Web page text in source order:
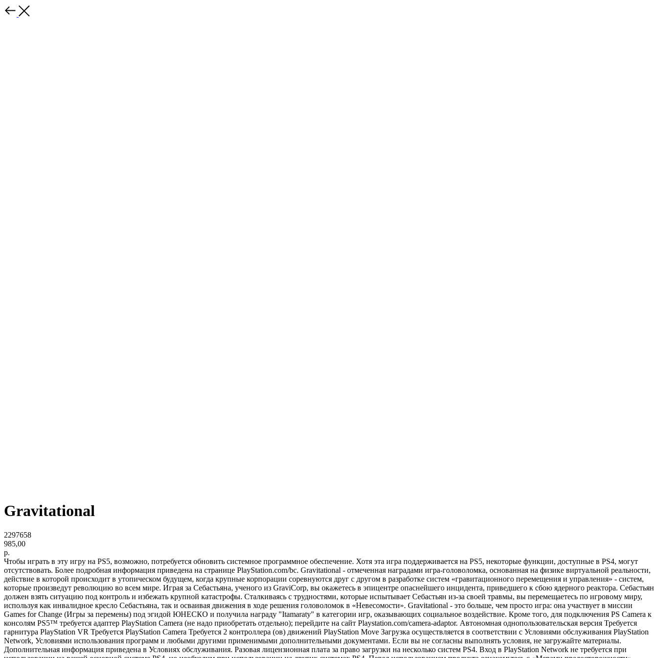
Gravitational
2297658
985,00
р.
Чтобы играть в эту игру на PS5, возможно, потребуется обновить системное программное обеспечение. Хотя эта игра поддерживается на PS5, некоторые функции, доступные в PS4, могут
отсутствовать. Более подробная информация приведена на странице PlayStation.com/bc. Gravitational - отмеченная наградами игра-головоломка, основанная на физике виртуальной реальности,
действие в которой происходит в утопическом будущем, когда крупные корпорации соревнуются друг с другом в разработке систем «гравитационного перемещения и управления» - систем,
которые произведут революцию во всем мире. Играя за Себастьяна, ученого из GraviCorp, вы окажетесь в эпицентре опаснейшего инцидента, приведшего к сбою ядерного реактора. Себастьян
должен взять ситуацию под контроль и избежать крупной катастрофы. Сталкиваясь с трудностями, которые испытывает Себастьян из-за своей травмы, вы перемещаетесь по игровому миру,
используя как инвалидное кресло Себастьяна, так и осваивая движения в ходе решения головоломок в «Невесомости». Gravitational - это больше, чем просто игра: она участвует в миссии
Games for Change (Игры за перемены) под эгидой ЮНЕСКО и получила награду "Itamaraty" в категории игр, оказывающих социальное воздействие. Кроме того, для подключения PS Camera к
консолям PS5™ требуется адаптер PlayStation Camera (не надо приобретать отдельно); перейдите на сайт Playstation.com/camera-adaptor. Автономная однопользовательская версия Требуется
гарнитура PlayStation VR Требуется PlayStation Camera Требуется 2 контроллера (ов) движений PlayStation Move Загрузка осуществляется в соответствии с Условиями обслуживания PlayStation
Network, Условиями использования программ и любыми другими применимыми дополнительными документами. Если вы не согласны выполнять условия, не загружайте материалы.
Дополнительная информация приведена в Условиях обслуживания. Разовая лицензионная плата за право загрузки на несколько систем PS4. Вход в PlayStation Network не требуется при